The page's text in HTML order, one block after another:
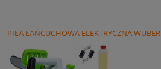
PIŁA ŁAŃCUCHOWA ELEKTRYCZNA WUBER